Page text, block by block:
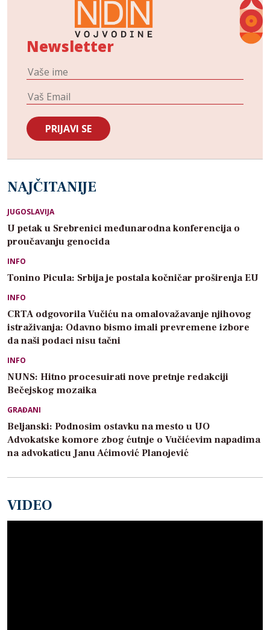
Newsletter
NAJČITANIJE
JUGOSLAVIJA
U petak u Srebrenici međunarodna konferencija o
proučavanju genocida
INFO
Tonino Picula: Srbija je postala kočničar proširenja EU
INFO
CRTA odgovorila Vučiću na omalovažavanje njihovog
istraživanja: Odavno bismo imali prevremene izbore
da naši podaci nisu tačni
INFO
NUNS: Hitno procesuirati nove pretnje redakciji
Bečejskog mozaika
GRAĐANI
Beljanski: Podnosim ostavku na mesto u UO
Advokatske komore zbog ćutnje o Vučićevim napadima
na advokaticu Janu Aćimović Planojević
VIDEO